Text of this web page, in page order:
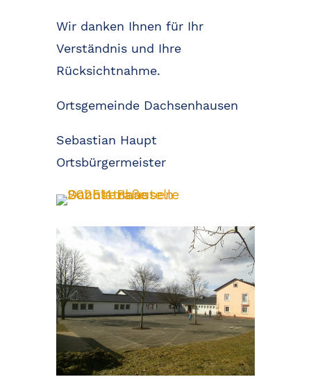
Wir danken Ihnen für Ihr
Verständnis und Ihre
Rücksichtnahme.
Ortsgemeinde Dachsenhausen
Sebastian Haupt
Ortsbürgermeister